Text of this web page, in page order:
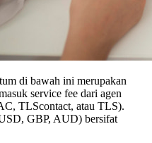
di bawah ini merupakan
service fee dari agen
TLScontact, atau TLS).
GBP, AUD) bersifat